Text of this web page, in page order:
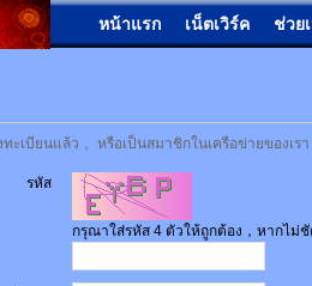
หน้าแรก เน็ตเวิร์ค ช่วย
ะเบียนแล้ว， หรือเป็นสมาชิกในเครือข่ายของเ
รหัส
กรุณาใส่รหัส 4 ตัวให้ถูกต้อง，หากไม่